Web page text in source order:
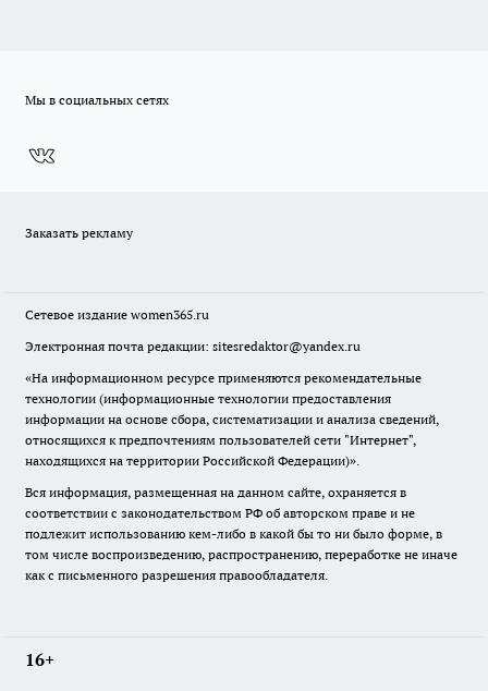
Мы в социальных сетях
Заказать рекламу
Сетевое издание women365.ru
Электронная почта редакции: sitesredaktor@yandex.ru
«На информационном ресурсе применяются рекомендательные
технологии (информационные технологии предоставления
информации на основе сбора, систематизации и анализа сведений,
относящихся к предпочтениям пользователей сети "Интернет",
находящихся на территории Российской Федерации)».
Вся информация, размещенная на данном сайте, охраняется в
соответствии с законодательством РФ об авторском праве и не
подлежит использованию кем-либо в какой бы то ни было форме, в
том числе воспроизведению, распространению, переработке не иначе
как с письменного разрешения правообладателя.
16+